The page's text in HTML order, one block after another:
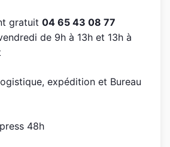
gratuit 04 65 43 08 77
de 9h à 13h et 13h à
expédition et Bureau
48h